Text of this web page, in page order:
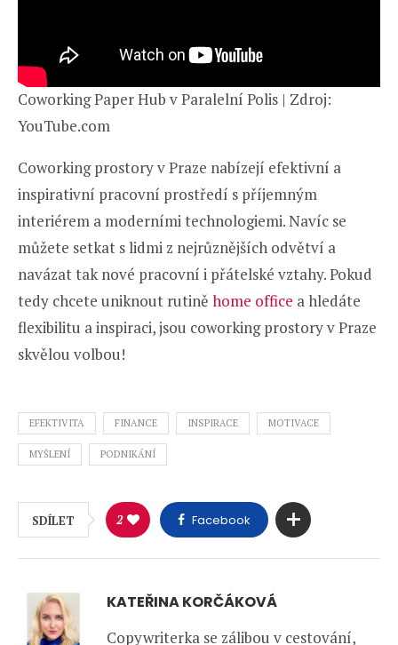
Coworking Paper Hub v Paralelní Polis | Zdroj:
YouTube.com
Coworking prostory v Praze nabízejí efektivní a
inspirativní pracovní prostředí s příjemným
interiérem a moderními technologiemi. Navíc se
můžete setkat s lidmi z nejrůznějších odvětví a
navázat tak nové pracovní i přátelské vztahy. Pokud
tedy chcete uniknout rutině home office a hledáte
flexibilitu a inspiraci, jsou coworking prostory v Praze
skvělou volbou!
EFEKTIVITA FINANCE INSPIRACE MOTIVACE
MYŠLENÍ PODNIKÁNÍ
SDÍLET 2 Facebook
KATEŘINA KORČÁKOVÁ
Copywriterka se zálibou v cestování,